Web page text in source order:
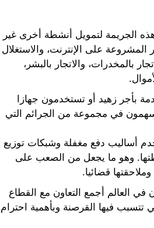
الجريمة لتمويل أنشطة أخرى غير
على الإنترنت، والاستغلال
بالمخدرات، والاتجار بالبشر،
بأجر زهيد أو تستخدمون جهازا
في مجموعة من الجرائم التي
أساليب دفع مغفلة وشبكات توزيع
وهو ما يجعل من الصعب على
قضائيا.
في العالم أجمع التعاون مع القطاع
تتسبب فيها القرصنة وبأهمية احترام